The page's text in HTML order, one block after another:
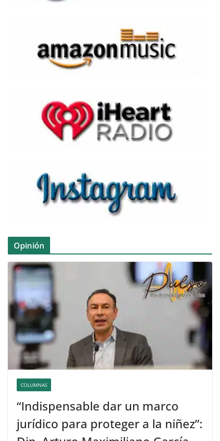
Opinión
COLUMNAS
“Indispensable dar un marco
jurídico para proteger a la niñez”: